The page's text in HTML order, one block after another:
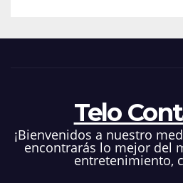
Telo
¡Bienvenidos a nuestro
encontrarás lo mejor del
entretenimiento,